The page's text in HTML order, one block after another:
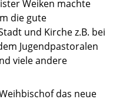
Weiken machte
die gute
und Kirche z.B. bei
Jugendpastoralen
viele andere
das neue